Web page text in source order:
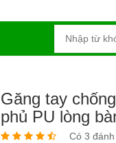
Găng tay
phủ PU lòng
Có 3